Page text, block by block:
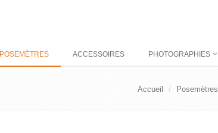
POSEMÈTRES ACCESSOIRES PHOTOGRAPHIES
Accueil Posemètres